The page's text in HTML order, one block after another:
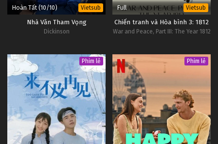
Hoàn Tất (10/10) Vietsub
Nhà Văn Tham Vọng
Dickinson
Full Vietsub
Chiến tranh và Hòa bình 3: 1812
War and Peace, Part III: The Year 1812
Phim lẻ Phim lẻ